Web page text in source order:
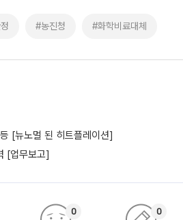
#농진청 #화학비료대체
[뉴노멀 된 히트플레이션]
[업무보고]
0 0